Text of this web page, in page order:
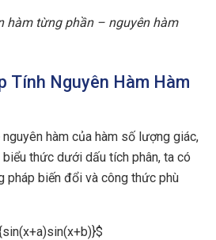
hàm từng phần – nguyên hàm
Tính Nguyên Hàm Hàm
hàm của hàm số lượng giác,
thức dưới dấu tích phân, ta có
pháp biến đổi và công thức phù